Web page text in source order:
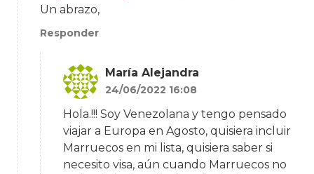
Un abrazo,
Responder
María Alejandra
24/06/2022 16:08
Hola.!!! Soy Venezolana y tengo pensado
viajar a Europa en Agosto, quisiera incluir
Marruecos en mi lista, quisiera saber si
necesito visa, aún cuando Marruecos no